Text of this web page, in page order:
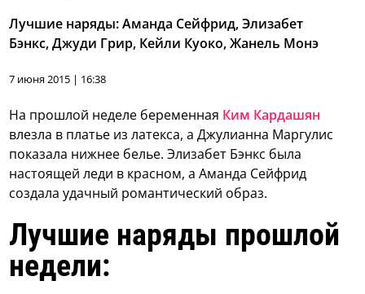
Лучшие наряды: Аманда Сейфрид, Элизабет
Бэнкс, Джуди Грир, Кейли Куоко, Жанель Монэ
7 июня 2015 | 16:38
На прошлой неделе беременная Ким Кардашян
влезла в платье из латекса, а Джулианна Маргулис
показала нижнее белье. Элизабет Бэнкс была
настоящей леди в красном, а Аманда Сейфрид
создала удачный романтический образ.
Лучшие наряды прошлой
недели: